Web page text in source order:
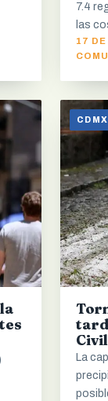
7.4
las
17 DE
CDMX
Civil
La